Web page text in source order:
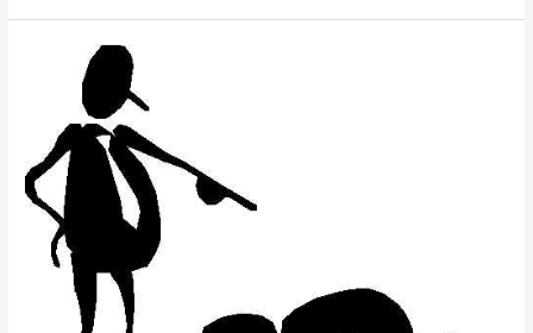
Autoliderazgo
y
las
Estructuras
Organizacionales